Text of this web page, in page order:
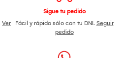
Ver
Sigue tu pedido
Fácil y rápido sólo con tu DNI. Seguir
pedido